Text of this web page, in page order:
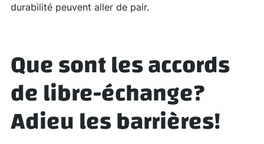
durabilité peuvent aller de pair.
Que sont lesaccords
de libre-échange?
Adieu les barrières!